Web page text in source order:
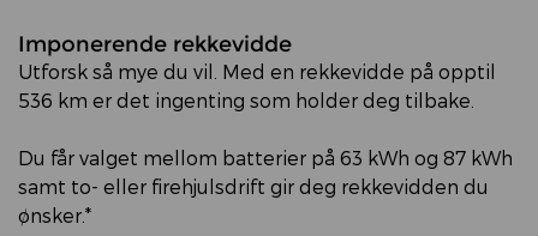
Imponerende rekkevidde
Utforsk så mye du vil. Med en rekkevidde på opptil
536 km er det ingenting som holder deg tilbake.
Du får valget mellom batterier på 63 kWh og 87 kWh
samt to- eller firehjulsdrift gir deg rekkevidden du
ønsker.*